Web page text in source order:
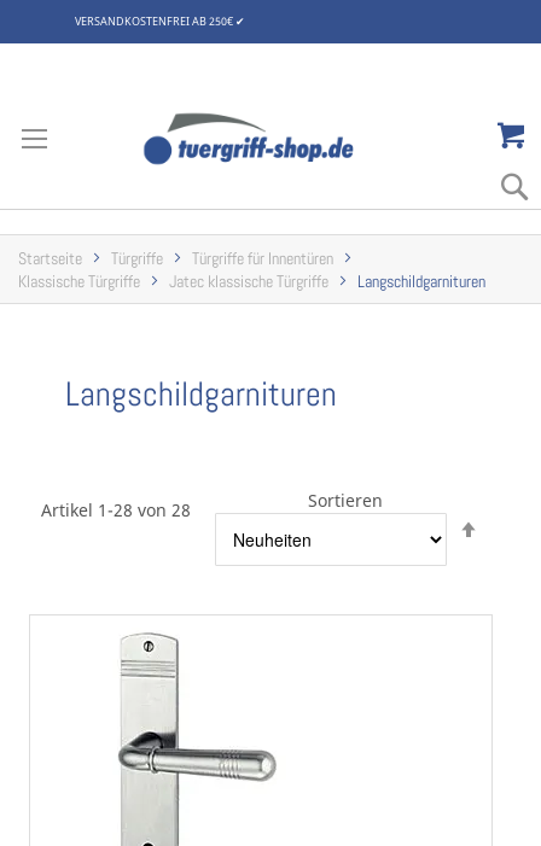
VERSANDKOSTENFREI AB 250€ ✔
springen
Startseite Türgriffe
Türgriffe für Innentüren
Klassische Türgriffe
Jatec klassische Türgriffe Langschildgarnituren
Langschildgarnituren
Artikel 1-28 von 28
Sortieren